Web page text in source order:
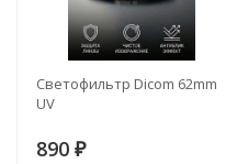
Светофильтр Dicom 62mm
UV
890 ₽